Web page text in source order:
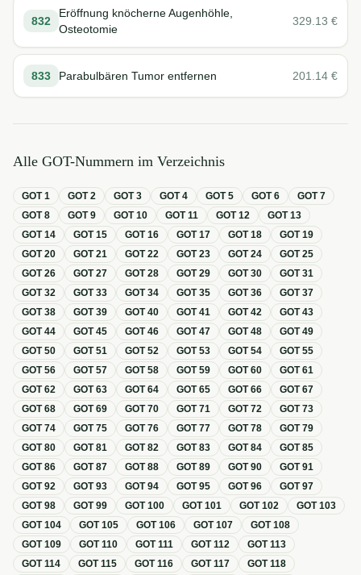
832
Eröffnung knöcherne Augenhöhle,
Osteotomie
329.13 €
833 Parabulbären Tumor entfernen 201.14 €
Alle GOT-Nummern im Verzeichnis
GOT1 GOT2 GOT3 GOT4 GOT5 GOT6 GOT7
GOT8 GOT9 GOT10 GOT11 GOT12 GOT13
GOT14 GOT15 GOT16 GOT17 GOT18 GOT19
GOT20 GOT21 GOT22 GOT23 GOT24 GOT25
GOT26 GOT27 GOT28 GOT29 GOT30 GOT31
GOT32 GOT33 GOT34 GOT35 GOT36 GOT37
GOT38 GOT39 GOT40 GOT41 GOT42 GOT43
GOT44 GOT45 GOT46 GOT47 GOT48 GOT49
GOT50 GOT51 GOT52 GOT53 GOT54 GOT55
GOT56 GOT57 GOT58 GOT59 GOT60 GOT61
GOT62 GOT63 GOT64 GOT65 GOT66 GOT67
GOT68 GOT69 GOT70 GOT71 GOT72 GOT73
GOT74 GOT75 GOT76 GOT77 GOT78 GOT79
GOT80 GOT81 GOT82 GOT83 GOT84 GOT85
GOT86 GOT87 GOT88 GOT89 GOT90 GOT91
GOT92 GOT93 GOT94 GOT95 GOT96 GOT97
GOT98 GOT99 GOT100 GOT101 GOT102 GOT103
GOT104 GOT105 GOT106 GOT107 GOT108
GOT109 GOT110 GOT111 GOT112 GOT113
GOT114 GOT115 GOT116 GOT117 GOT118